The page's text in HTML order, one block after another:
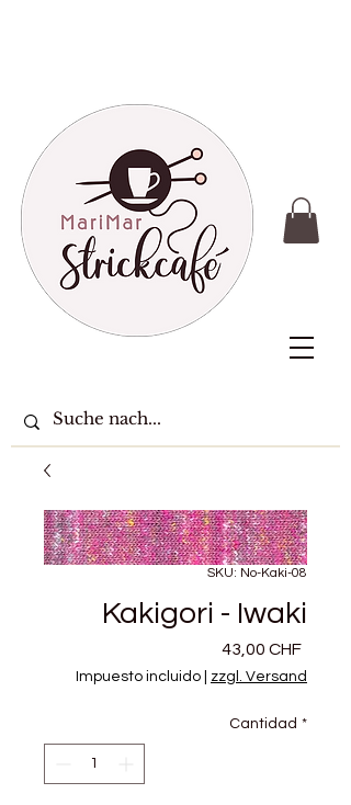
SKU: No-Kaki-08
Kakigori - Iwaki
43,00 CHFPrecio
Impuesto incluido zzgl. Versand
Cantidad *